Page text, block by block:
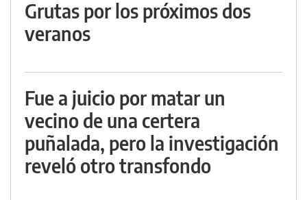
Grutas por los próximos dos
veranos
Fue a juicio por matar un
vecino de una certera
puñalada, pero la investigación
reveló otro transfondo